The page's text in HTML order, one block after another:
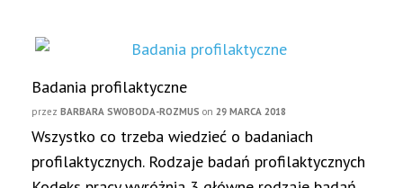
Badania profilaktyczne
przez BARBARA SWOBODA-ROZMUS on 29 MARCA 2018
Wszystko co trzeba wiedzieć o badaniach
profilaktycznych. Rodzaje badań profilaktycznych